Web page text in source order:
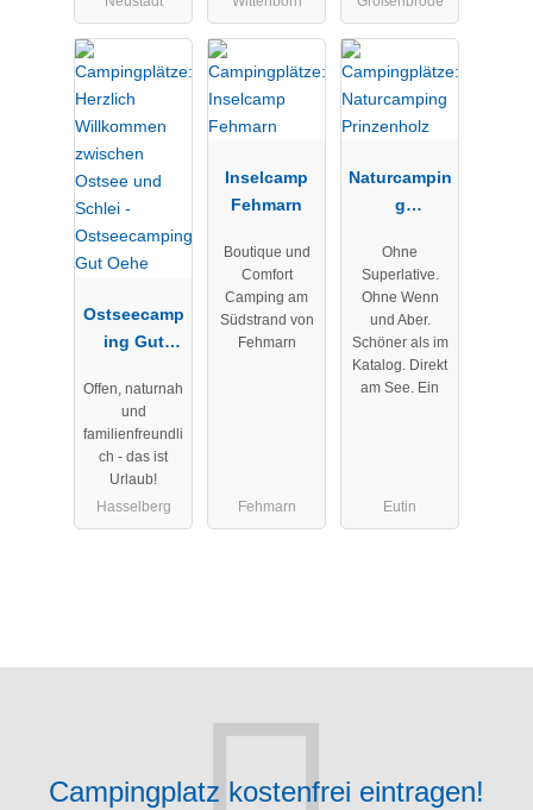
Ostseecamp
ing Gut
Offen, naturnah
und
familienfreundli
ch - das ist
Urlaub!
Hasselberg
Inselcamp
Fehmarn
Boutique und
Comfort
Camping am
Südstrand von
Fehmarn
Fehmarn
Naturcampin
g
Ohne
Superlative.
Ohne Wenn
und Aber.
Schöner als im
Katalog. Direkt
am See. Ein
Eutin
Campingplatz kostenfrei eintragen!